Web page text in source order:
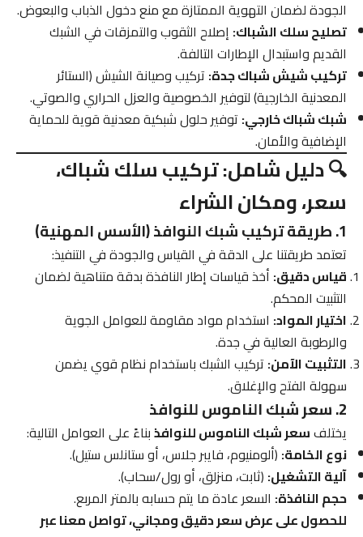
الجودة لضمان التهوية الممتازة مع منع دخول الذباب والبعوض.
تصليح سلك الشباك: إصلاح الثقوب والتمزقات في الشبك
القديم واستبدال الإطارات التالفة.
تركيب شيش شباك جدة: تركيب وصيانة الشيش (الستائر
المعدنية الخارجية) لتوفير الخصوصية والعزل الحراري والصوتي.
شبك شباك خارجي: توفير حلول شبكية معدنية قوية للحماية
الإضافية والأمان.
🔍 دليل شامل: تركيب سلك شباك،
سعر، ومكان الشراء
1. طريقة تركيب شبك النوافذ (الأسس المهنية)
تعتمد طريقتنا على الدقة في القياس والجودة في التنفيذ:
قياس دقيق: أخذ قياسات إطار النافذة بدقة متناهية لضمان
التثبيت المحكم.
اختيار المواد: استخدام مواد مقاومة للعوامل الجوية
والرطوبة العالية في جدة.
التثبيت الآمن: تركيب الشبك باستخدام نظام قوي يضمن
سهولة الفتح والإغلاق.
2. سعر شبك الناموس للنوافذ
يختلفسعر شبك الناموس للنوافذبناءً على العوامل التالية:
نوع الخامة: (ألومنيوم، فايبر جلاس، أو ستانلس ستيل).
آلية التشغيل: (ثابت، منزلق، أو رول/سحاب).
حجم النافذة: السعر عادة ما يتم حسابه بالمتر المربع.
للحصول على عرض سعر دقيق ومجاني، تواصل معنا عبر